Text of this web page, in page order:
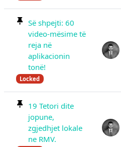
Së shpejti: 60
video-mësime të
reja në
aplikacionin
tonë!
Locked
19 Tetori dite
jopune,
zgjedhjet lokale
ne RMV.